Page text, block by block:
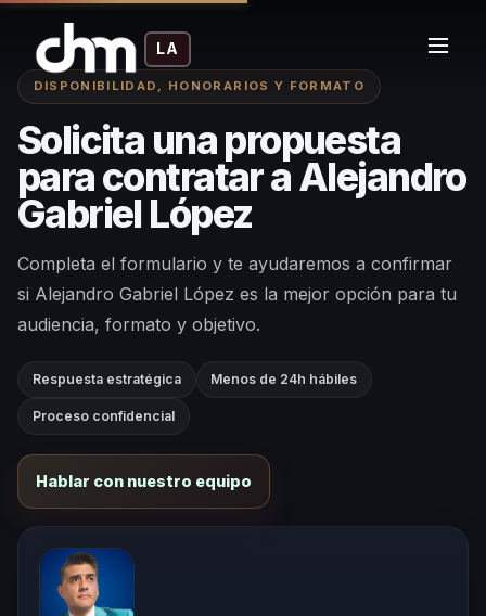
LA
DISPONIBILIDAD, HONORARIOS Y FORMATO
Solicita una propuesta
para contratar a Alejandro
Gabriel López
Completa el formulario y te ayudaremos a confirmar
si Alejandro Gabriel López es la mejor opción para tu
audiencia, formato y objetivo.
Respuesta estratégica Menos de 24h hábiles
Proceso confidencial
Hablar con nuestro equipo